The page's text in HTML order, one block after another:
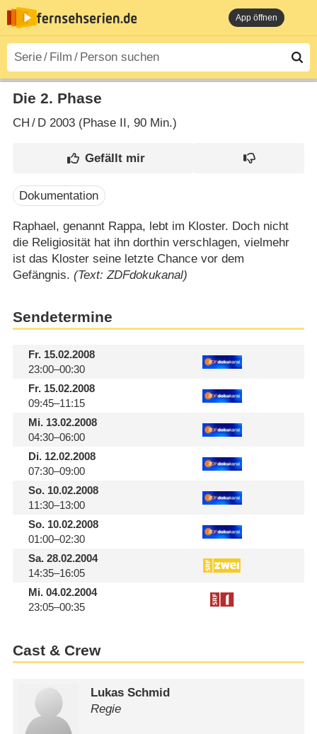
App öffnen
Die 2. Phase
CH / D2003 (Phase II‎, 90 Min.)
Dokumentation
Raphael, genannt Rappa, lebt im Kloster. Doch nicht
die Religiosität hat ihn dorthin verschlagen, vielmehr
ist das Kloster seine letzte Chance vor dem
Gefängnis. (Text: ZDFdokukanal)
Sendetermine
Fr.15.02.2008
23:00–00:30
Fr.15.02.2008
09:45–11:15
Mi.13.02.2008
04:30–06:00
Di.12.02.2008
07:30–09:00
So.10.02.2008
11:30–13:00
So.10.02.2008
01:00–02:30
Sa.28.02.2004
14:35–16:05
Mi.04.02.2004
23:05–00:35
Cast & Crew
Lukas Schmid
Regie